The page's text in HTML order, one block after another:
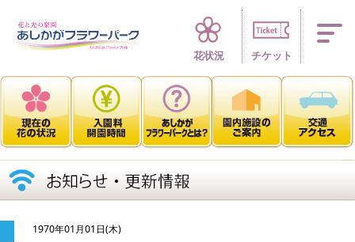
四季折々 花の
花状況 チケット
1970年01月01日(木)